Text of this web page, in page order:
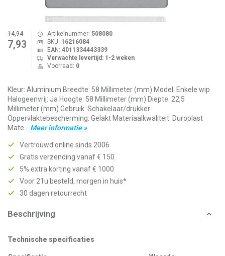
14,94
7,93
Artikelnummer: 508080
SKU: 16216084
EAN: 4011334443339
Verwachte levertijd: 1-2 weken
Voorraad: 0
Kleur: Aluminium Breedte: 58 Millimeter (mm) Model: Enkele wip
Halogeenvrij: Ja Hoogte: 58 Millimeter (mm) Diepte: 22,5
Millimeter (mm) Gebruik: Schakelaar/drukker
Oppervlaktebescherming: Gelakt Materiaalkwaliteit: Duroplast
Mate... Meer informatie »
Vertrouwd online sinds 2006
Gratis verzending vanaf € 150
5% extra korting vanaf € 1000
Voor 21u besteld, morgen in huis*
30 dagen retourrecht
Beschrijving
Technische specificaties